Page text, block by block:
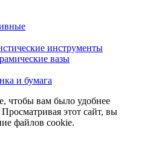
инструменты
вазы
и бумага
чтобы вам было удобнее
этот сайт, вы
файлов cookie.